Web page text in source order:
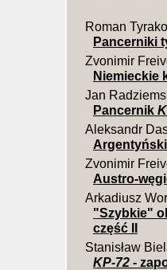
Roman
Pancerniki
Zvonimir
Niemieckie
Jan
Pancernik
Aleksandr
Zvonimir
Austro-
Arkadiusz
"Szybkie"
część II
Stanisław
KP-72 -